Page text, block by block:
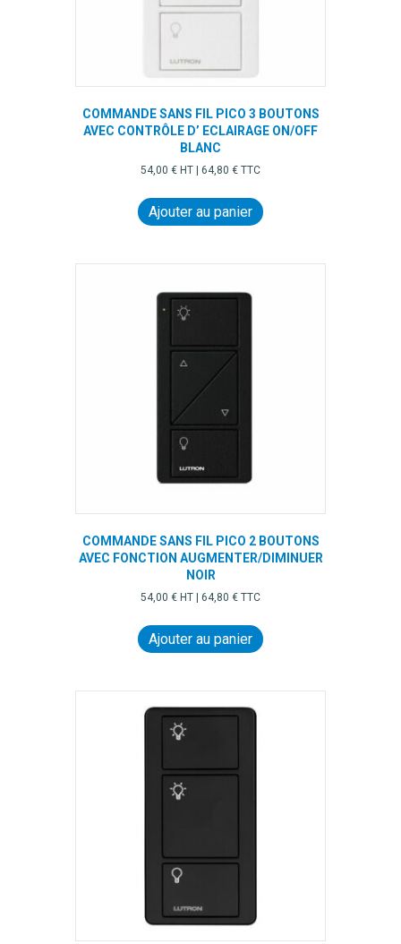
COMMANDE SANS FIL PICO 3 BOUTONS
AVEC CONTRÔLE D’ ECLAIRAGE ON/OFF
BLANC
54,00 € HT | 64,80 € TTC
Ajouter au panier
COMMANDE SANS FIL PICO 2 BOUTONS
AVEC FONCTION AUGMENTER/DIMINUER
NOIR
54,00 € HT | 64,80 € TTC
Ajouter au panier